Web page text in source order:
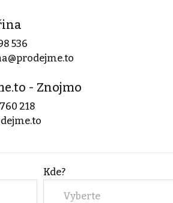
536
- Znojmo
218
Kde?
Vyberte